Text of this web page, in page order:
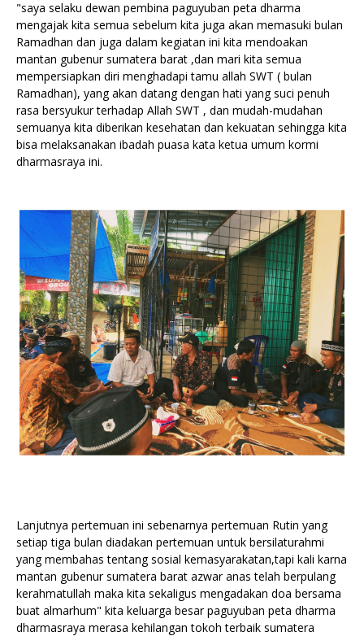
"saya selaku dewan pembina paguyuban peta dharma
mengajak kita semua sebelum kita juga akan memasuki bulan
Ramadhan dan juga dalam kegiatan ini kita mendoakan
mantan gubenur sumatera barat ,dan mari kita semua
mempersiapkan diri menghadapi tamu allah SWT ( bulan
Ramadhan), yang akan datang dengan hati yang suci penuh
rasa bersyukur terhadap Allah SWT , dan mudah-mudahan
semuanya kita diberikan kesehatan dan kekuatan sehingga kita
bisa melaksanakan ibadah puasa kata ketua umum kormi
dharmasraya ini.
Lanjutnya pertemuan ini sebenarnya pertemuan Rutin yang
setiap tiga bulan diadakan pertemuan untuk bersilaturahmi
yang membahas tentang sosial kemasyarakatan,tapi kali karna
mantan gubenur sumatera barat azwar anas telah berpulang
kerahmatullah maka kita sekaligus mengadakan doa bersama
buat almarhum" kita keluarga besar paguyuban peta dharma
dharmasraya merasa kehilangan tokoh terbaik sumatera